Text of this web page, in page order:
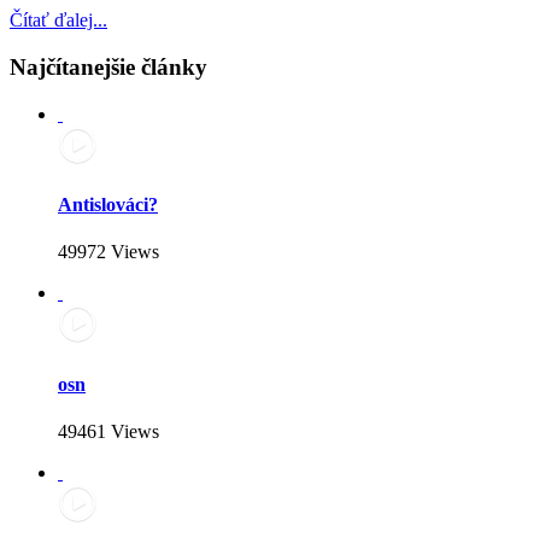
Čítať ďalej...
Najčítanejšie články
Antislováci?
49972 Views
osn
49461 Views